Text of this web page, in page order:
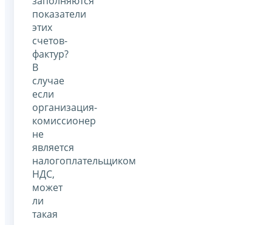
показатели
этих
счетов-
фактур?
В
случае
если
организация-
комиссионер
не
является
налогоплательщиком
НДС,
может
ли
такая